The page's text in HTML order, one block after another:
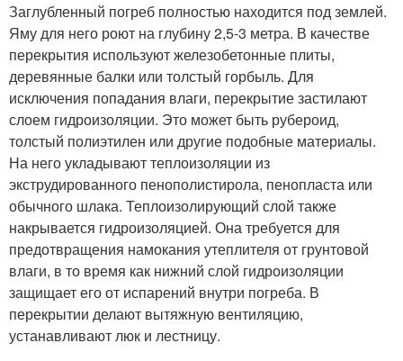
Заглубленный погреб полностью находится под землей.
Яму для него роют на глубину 2,5-3 метра. В качестве
перекрытия используют железобетонные плиты,
деревянные балки или толстый горбыль. Для
исключения попадания влаги, перекрытие застилают
слоем гидроизоляции. Это может быть рубероид,
толстый полиэтилен или другие подобные материалы.
На него укладывают теплоизоляции из
экструдированного пенополистирола, пенопласта или
обычного шлака. Теплоизолирующий слой также
накрывается гидроизоляцией. Она требуется для
предотвращения намокания утеплителя от грунтовой
влаги, в то время как нижний слой гидроизоляции
защищает его от испарений внутри погреба. В
перекрытии делают вытяжную вентиляцию,
устанавливают люк и лестницу.